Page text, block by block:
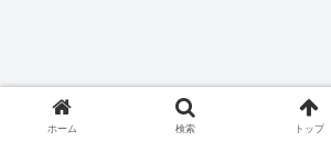
ホーム 検索 トップ